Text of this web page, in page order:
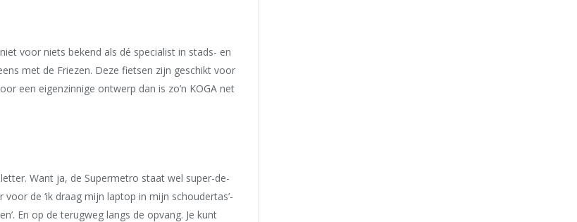
voor niets bekend als dé specialist in stads- en
met de Friezen. Deze fietsen zijn geschikt voor
een eigenzinnige ontwerp dan is zo’n KOGA net
Want ja, de Supermetro staat wel super-de-
de ‘ik draag mijn laptop in mijn schoudertas’-
En op de terugweg langs de opvang. Je kunt